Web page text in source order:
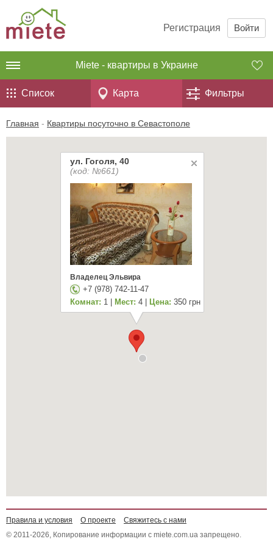
Регистрация Войти
Miete - квартиры в Украине
Список Карта Фильтры
Главная - Квартиры посуточно в Севастополе
ул. Гоголя, 40
(код: №661)
Владелец Эльвира
+7 (978) 742-11-47
Комнат: 1 | Мест: 4 | Цена: 350 грн
Правила и условия О проекте
Свяжитесь с нами
© 2011-2026, Копирование информации с miete.com.ua запрещено.